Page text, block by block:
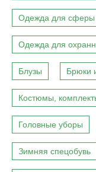
Одежда для сферы
Одежда для
Блузы Брюки
Костюмы,
Головные уборы
Зимняя спецобувь